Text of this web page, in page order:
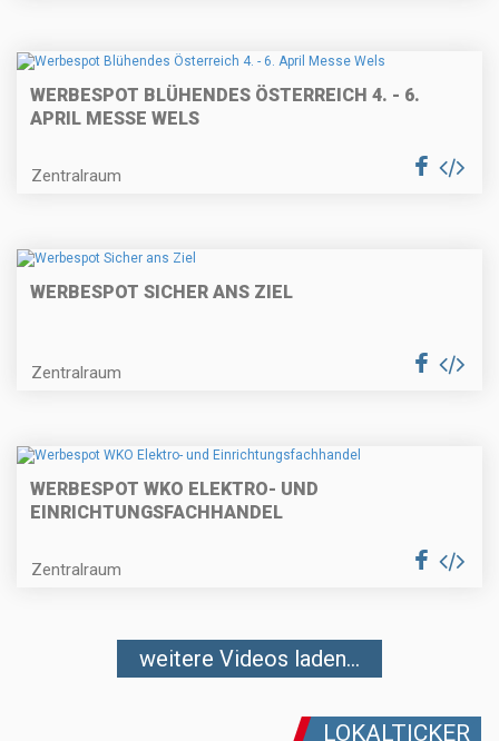
WERBESPOT BLÜHENDES ÖSTERREICH 4. - 6.
APRIL MESSE WELS
Zentralraum
WERBESPOT SICHER ANS ZIEL
Zentralraum
WERBESPOT WKO ELEKTRO- UND
EINRICHTUNGSFACHHANDEL
Zentralraum
weitere Videos laden...
LOKALTICKER